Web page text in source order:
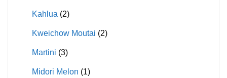
Kahlua (2)
Kweichow Moutai (2)
Martini (3)
Midori Melon (1)